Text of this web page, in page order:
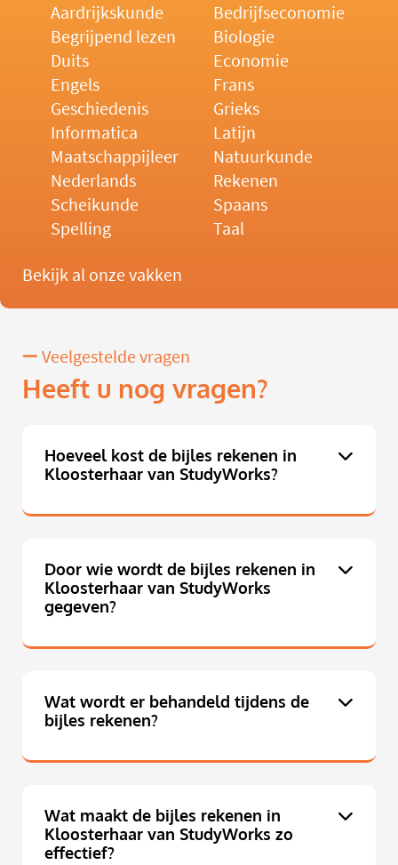
Aardrijkskunde
Bedrijfseconomie
Begrijpend lezen
Biologie
Duits
Economie
Engels
Frans
Geschiedenis
Grieks
Informatica
Latijn
Maatschappijleer
Natuurkunde
Nederlands
Rekenen
Scheikunde
Spaans
Spelling
Taal
Bekijk al onze vakken
Veelgestelde vragen
Heeft u nog vragen?
Hoeveel kost de bijles rekenen in
Kloosterhaar van StudyWorks?
Door wie wordt de bijles rekenen in
Kloosterhaar van StudyWorks
gegeven?
Wat wordt er behandeld tijdens de
bijles rekenen?
Wat maakt de bijles rekenen in
Kloosterhaar van StudyWorks zo
effectief?